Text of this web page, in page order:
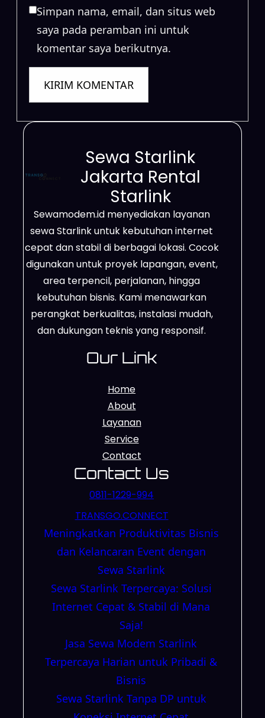
Simpan nama, email, dan situs web
saya pada peramban ini untuk
komentar saya berikutnya.
Sewa Starlink
Jakarta Rental
Starlink
Sewamodem.id menyediakan layanan
sewa Starlink untuk kebutuhan internet
cepat dan stabil di berbagai lokasi. Cocok
digunakan untuk proyek lapangan, event,
area terpencil, perjalanan, hingga
kebutuhan bisnis. Kami menawarkan
perangkat berkualitas, instalasi mudah,
dan dukungan teknis yang responsif.
Our Link
Home
About
Layanan
Service
Contact
Contact Us
0811-1229-994
TRANSGO.CONNECT
Meningkatkan Produktivitas Bisnis
dan Kelancaran Event dengan
Sewa Starlink
Sewa Starlink Terpercaya: Solusi
Internet Cepat & Stabil di Mana
Saja!
Jasa Sewa Modem Starlink
Terpercaya Harian untuk Pribadi &
Bisnis
Sewa Starlink Tanpa DP untuk